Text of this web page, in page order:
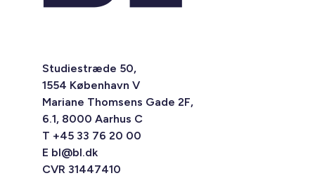
Studiestræde 50,
1554 København V
Mariane Thomsens Gade 2F,
6.1, 8000 Aarhus C
T +45 33 76 20 00
E bl@bl.dk
CVR 31447410